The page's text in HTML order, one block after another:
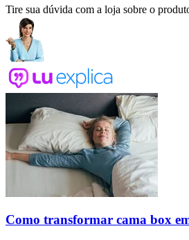
Tire sua dúvida com a loja sobre o
Como transformar cama box